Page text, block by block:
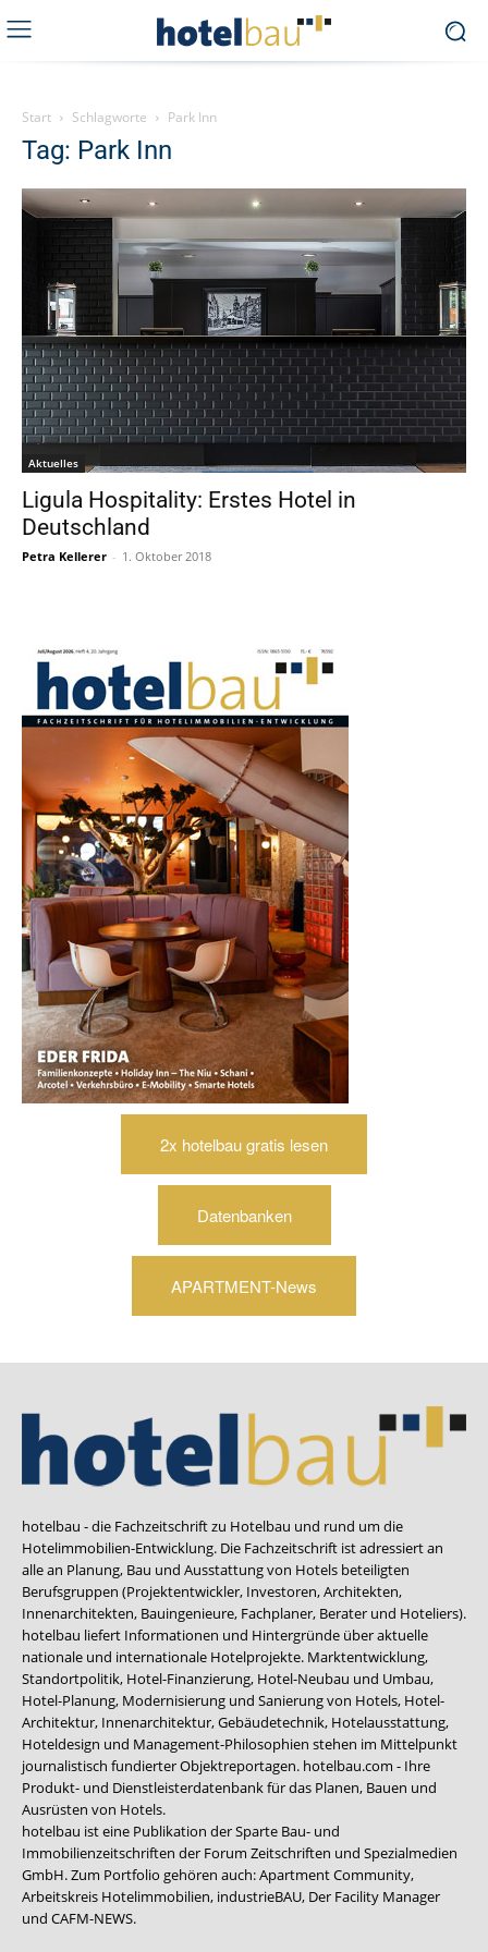
Start Schlagworte Park Inn
Tag: Park Inn
Aktuelles
Ligula Hospitality: Erstes Hotel in
Deutschland
Petra Kellerer - 1. Oktober 2018
2x hotelbau gratis lesen
Datenbanken
APARTMENT-News
hotelbau - die Fachzeitschrift zu Hotelbau und rund um die
Hotelimmobilien-Entwicklung. Die Fachzeitschrift ist adressiert an
alle an Planung, Bau und Ausstattung von Hotels beteiligten
Berufsgruppen (Projektentwickler, Investoren, Architekten,
Innenarchitekten, Bauingenieure, Fachplaner, Berater und Hoteliers).
hotelbau liefert Informationen und Hintergründe über aktuelle
nationale und internationale Hotelprojekte. Marktentwicklung,
Standortpolitik, Hotel-Finanzierung, Hotel-Neubau und Umbau,
Hotel-Planung, Modernisierung und Sanierung von Hotels, Hotel-
Architektur, Innenarchitektur, Gebäudetechnik, Hotelausstattung,
Hoteldesign und Management-Philosophien stehen im Mittelpunkt
journalistisch fundierter Objektreportagen. hotelbau.com - Ihre
Produkt- und Dienstleisterdatenbank für das Planen, Bauen und
Ausrüsten von Hotels.
hotelbau ist eine Publikation der Sparte Bau- und
Immobilienzeitschriften der Forum Zeitschriften und Spezialmedien
GmbH. Zum Portfolio gehören auch:Apartment Community,
Arbeitskreis Hotelimmobilien, industrieBAU, Der Facility Manager
und CAFM-NEWS.